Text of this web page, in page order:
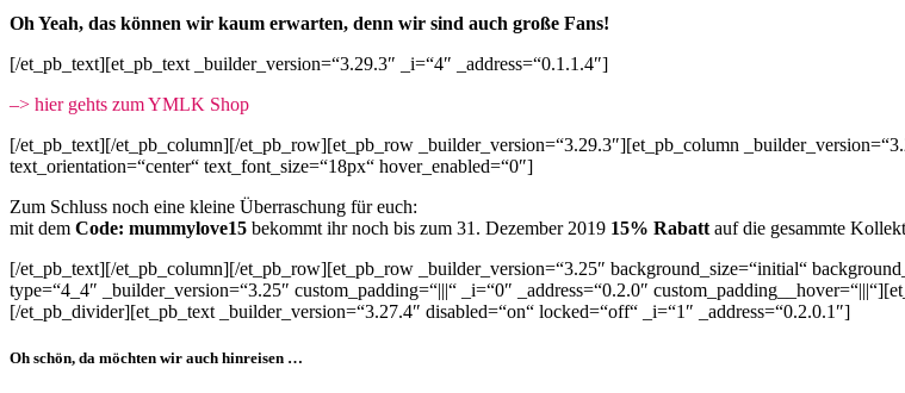
Oh Yeah, das können wir kaum erwarten, denn wir sind auch große Fans!
[/et_pb_text][et_pb_text _builder_version=“3.29.3″ _i=“4″ _address=“0.1.1.4″]
–> hier gehts zum YMLK Shop
[/et_pb_text][/et_pb_column][/et_pb_row][et_pb_row _builder_version=“3.29.3″][et_pb_column
text_orientation=“center“ text_font_size=“18px“ hover_enabled=“0″]
Zum Schluss noch eine kleine Überraschung für euch:
mit dem Code: mummylove15 bekommt ihr noch bis zum 31. Dezember 2019 15% Rabatt auf die gesammte
[/et_pb_text][/et_pb_column][/et_pb_row][et_pb_row _builder_version=“3.25″ background_size=“initial“
type=“4_4″ _builder_version=“3.25″ custom_padding=“|||“ _i=“0″ _address=“0.2.0″
[/et_pb_divider][et_pb_text _builder_version=“3.27.4″ disabled=“on“ locked=“off“ _i=“1″ _address=“0.2.0.1″]
Oh schön, da möchten wir auch hinreisen …